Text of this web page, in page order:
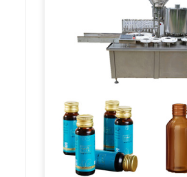
supporto di produzione a molte
commerciali nazionali e ha
fiducia dei nostri clienti.